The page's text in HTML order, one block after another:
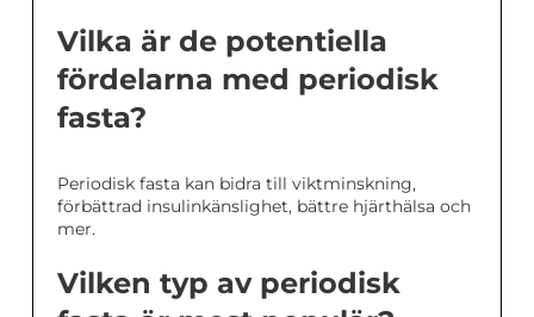
Vilka är de potentiella
fördelarna med periodisk
fasta?
Periodisk fasta kan bidra till viktminskning,
förbättrad insulinkänslighet, bättre hjärthälsa och
mer.
Vilken typ av periodisk